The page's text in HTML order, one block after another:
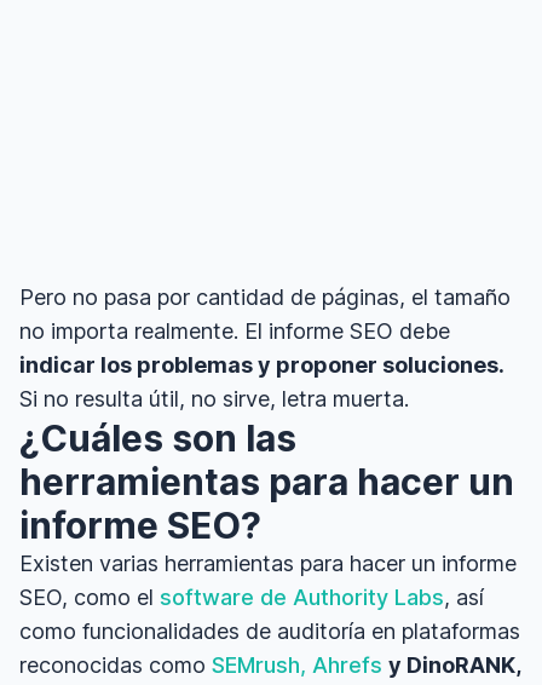
Pero no pasa por cantidad de páginas, el tamaño
no importa realmente. El informe SEO debe
indicar los problemas y proponer soluciones.
Si no resulta útil, no sirve, letra muerta.
¿Cuáles son las
herramientas para hacer un
informe SEO?
Existen varias herramientas para hacer un informe
SEO, como el software de Authority Labs, así
como funcionalidades de auditoría en plataformas
reconocidas como SEMrush, Ahrefs y DinoRANK,